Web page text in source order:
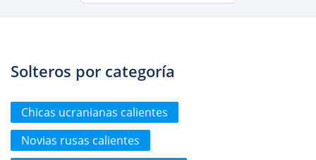
Solteros por categoría
Chicas ucranianas calientes
Novias rusas calientes